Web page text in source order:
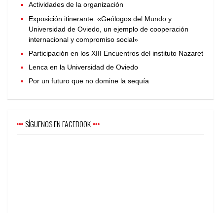
Actividades de la organización
Exposición itinerante: «Geólogos del Mundo y
Universidad de Oviedo, un ejemplo de cooperación
internacional y compromiso social»
Participación en los XIII Encuentros del instituto Nazaret
Lenca en la Universidad de Oviedo
Por un futuro que no domine la sequía
SÍGUENOS EN FACEBOOK